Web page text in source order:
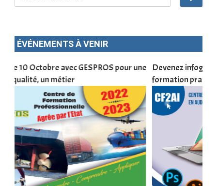
ÉVÉNEMENTS À VENIR
Devenez infographiste professionnel en 10 jours de
formation pratique. Dschang du 17 au 27 janvier 2022